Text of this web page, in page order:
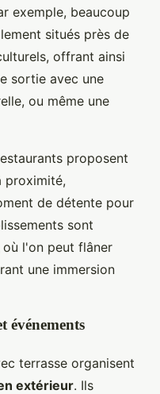
exemple, beaucoup
situés près de
offrant ainsi
sortie avec une
ou même une
proposent
proximité,
de détente pour
sont
l'on peut flâner
une immersion
événements
terrasse organisent
extérieur. Ils